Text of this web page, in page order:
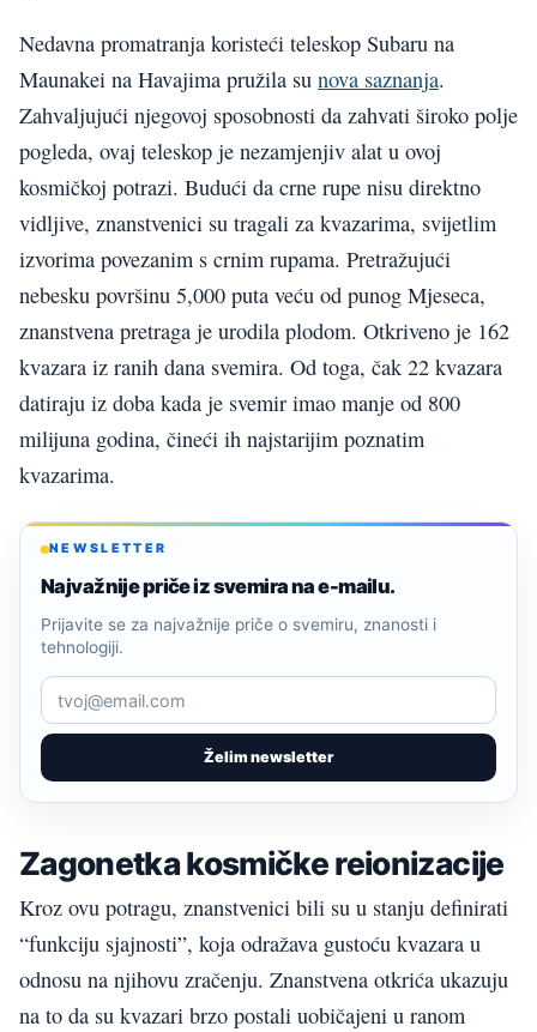
Nedavna promatranja koristeći teleskop Subaru na
Maunakei na Havajima pružila su nova saznanja.
Zahvaljujući njegovoj sposobnosti da zahvati široko polje
pogleda, ovaj teleskop je nezamjenjiv alat u ovoj
kosmičkoj potrazi. Budući da crne rupe nisu direktno
vidljive, znanstvenici su tragali za kvazarima, svijetlim
izvorima povezanim s crnim rupama. Pretražujući
nebesku površinu 5,000 puta veću od punog Mjeseca,
znanstvena pretraga je urodila plodom. Otkriveno je 162
kvazara iz ranih dana svemira. Od toga, čak 22 kvazara
datiraju iz doba kada je svemir imao manje od 800
milijuna godina, čineći ih najstarijim poznatim
kvazarima.
NEWSLETTER
Najvažnije priče iz svemira na e-mailu.
Želim newsletter
Prijavite se za najvažnije priče o svemiru, znanosti i
tehnologiji.
Zagonetka kosmičke reionizacije
Kroz ovu potragu, znanstvenici bili su u stanju definirati
“funkciju sjajnosti”, koja odražava gustoću kvazara u
odnosu na njihovu zračenju. Znanstvena otkrića ukazuju
na to da su kvazari brzo postali uobičajeni u ranom